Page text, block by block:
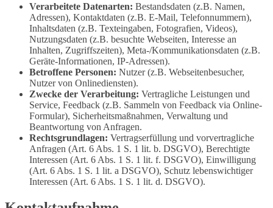
Verarbeitete Datenarten: Bestandsdaten (z.B. Namen,
Adressen), Kontaktdaten (z.B. E-Mail, Telefonnummern),
Inhaltsdaten (z.B. Texteingaben, Fotografien, Videos),
Nutzungsdaten (z.B. besuchte Webseiten, Interesse an
Inhalten, Zugriffszeiten), Meta-/Kommunikationsdaten (z.B.
Geräte-Informationen, IP-Adressen).
Betroffene Personen: Nutzer (z.B. Webseitenbesucher,
Nutzer von Onlinediensten).
Zwecke der Verarbeitung: Vertragliche Leistungen und
Service, Feedback (z.B. Sammeln von Feedback via Online-
Formular), Sicherheitsmaßnahmen, Verwaltung und
Beantwortung von Anfragen.
Rechtsgrundlagen: Vertragserfüllung und vorvertragliche
Anfragen (Art. 6 Abs. 1 S. 1 lit. b. DSGVO), Berechtigte
Interessen (Art. 6 Abs. 1 S. 1 lit. f. DSGVO), Einwilligung
(Art. 6 Abs. 1 S. 1 lit. a DSGVO), Schutz lebenswichtiger
Interessen (Art. 6 Abs. 1 S. 1 lit. d. DSGVO).